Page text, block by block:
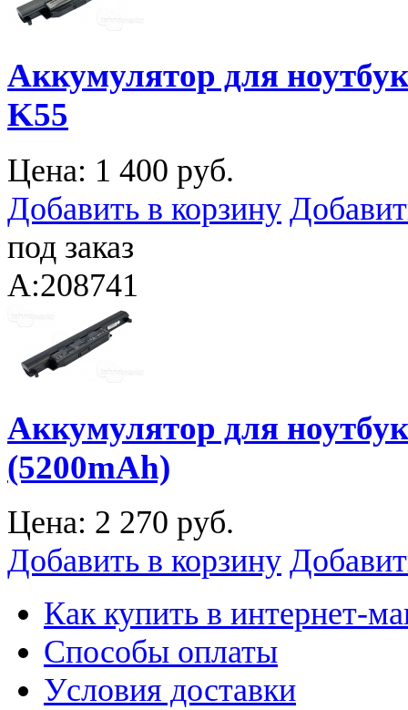
Аккумулятор для
K55
Цена: 1 400 руб.
Добавить в корзину
под заказ
A:208741
Аккумулятор для
(5200mAh)
Цена: 2 270 руб.
Добавить в корзину
Как купить в интернет-
Способы оплаты
Уcловия доставки